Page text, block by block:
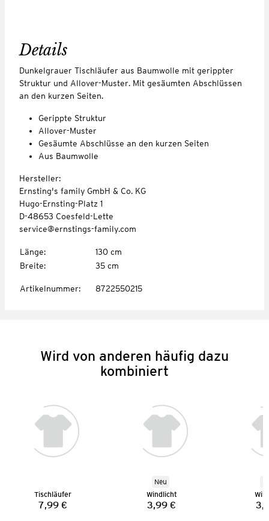
Details
Dunkelgrauer Tischläufer aus Baumwolle mit gerippter
Struktur und Allover-Muster. Mit gesäumten Abschlüssen
an den kurzen Seiten.
Gerippte Struktur
Allover-Muster
Gesäumte Abschlüsse an den kurzen Seiten
Aus Baumwolle
Hersteller:
Ernsting's family GmbH & Co. KG
Hugo-Ernsting-Platz 1
D-48653 Coesfeld-Lette
service@ernstings-family.com
Länge:
130 cm
Breite: 35 cm
Artikelnummer: 8722550215
Wird von anderen häufig dazu
kombiniert
Tischläufer
Preis:
7,99 €
Neu
Windlicht
Preis:
3,99 €